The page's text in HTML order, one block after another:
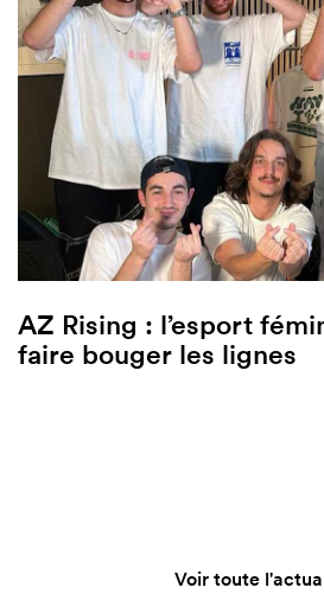
AZ Rising : l’esport
faire bouger les lignes
Voir toute